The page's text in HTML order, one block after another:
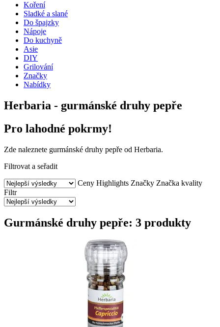
Koření
Sladké a slané
Do špajzky
Nápoje
Do kuchyně
Asie
DIY
Grilování
Značky
Nabídky
Herbaria - gurmánské druhy pepře
Pro lahodné pokrmy!
Zde naleznete gurmánské druhy pepře od Herbaria.
Filtrovat a seřadit
Ceny Highlights Značky Značka kvality
Filtr
Gurmánské druhy pepře: 3 produkty